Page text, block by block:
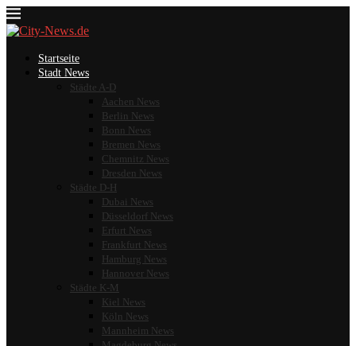
Startseite
Stadt News
Städte A-D
Aachen News
Berlin News
Bonn News
Bremen News
Chemnitz News
Dresden News
Städte D-H
Dubai News
Düsseldorf News
Erfurt News
Frankfurt News
Hamburg News
Hannover News
Städte K-M
Kiel News
Köln News
Mannheim News